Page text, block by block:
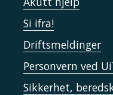
Si ifra!
Driftsmeldinger
Personvern ved
Sikkerhet,